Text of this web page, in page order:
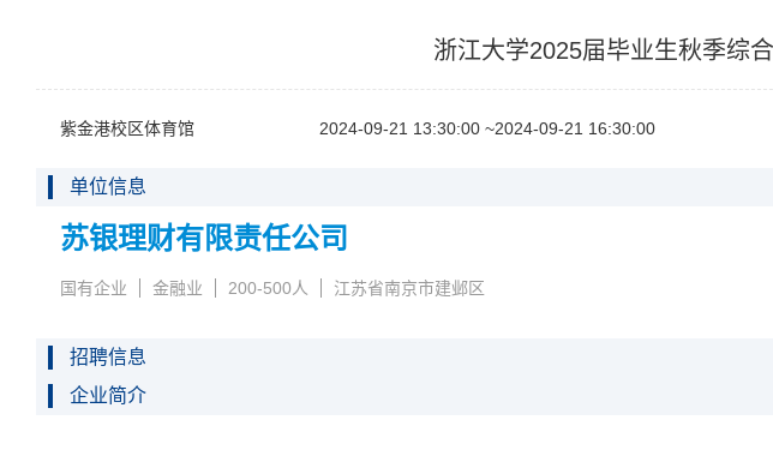
浙江大学2025届毕业生秋季综
紫金港校区体育馆 2024-09-2113:30:00~2024-09-2116:30:00
单位信息
苏银理财有限责任公司
国有企业 金融业 200-500人 江苏省南京市建邺区
招聘信息
企业简介